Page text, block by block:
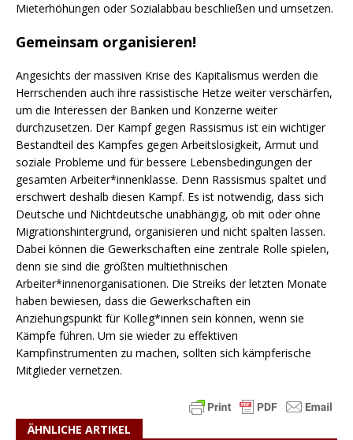
Mieterhöhungen oder Sozialabbau beschließen und umsetzen.
Gemeinsam organisieren!
Angesichts der massiven Krise des Kapitalismus werden die
Herrschenden auch ihre rassistische Hetze weiter verschärfen,
um die Interessen der Banken und Konzerne weiter
durchzusetzen. Der Kampf gegen Rassismus ist ein wichtiger
Bestandteil des Kampfes gegen Arbeitslosigkeit, Armut und
soziale Probleme und für bessere Lebensbedingungen der
gesamten Arbeiter*innenklasse. Denn Rassismus spaltet und
erschwert deshalb diesen Kampf. Es ist notwendig, dass sich
Deutsche und Nichtdeutsche unabhängig, ob mit oder ohne
Migrationshintergrund, organisieren und nicht spalten lassen.
Dabei können die Gewerkschaften eine zentrale Rolle spielen,
denn sie sind die größten multiethnischen
Arbeiter*innenorganisationen. Die Streiks der letzten Monate
haben bewiesen, dass die Gewerkschaften ein
Anziehungspunkt für Kolleg*innen sein können, wenn sie
Kämpfe führen. Um sie wieder zu effektiven
Kampfinstrumenten zu machen, sollten sich kämpferische
Mitglieder vernetzen.
ÄHNLICHE ARTIKEL